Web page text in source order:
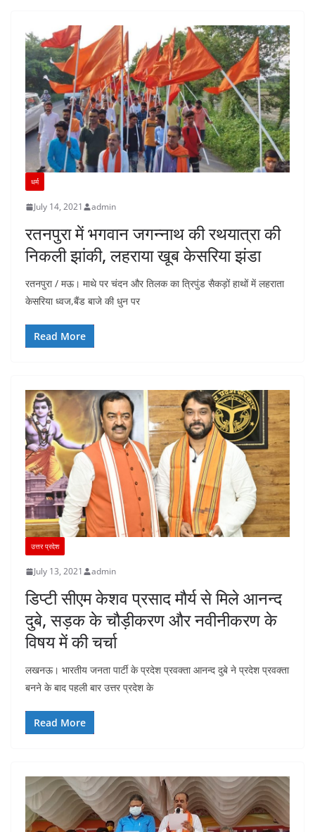
धर्म
July 14, 2021 admin
रतनपुरा में भगवान जगन्नाथ की रथयात्रा की
निकली झांकी, लहराया खूब केसरिया झंडा
रतनपुरा / मऊ। माथे पर चंदन और तिलक का त्रिपुंड सैकड़ों हाथों में लहराता
केसरिया ध्वज,बैंड बाजे की धुन पर
Read More
उत्तर प्रदेश
July 13, 2021 admin
डिप्टी सीएम केशव प्रसाद मौर्य से मिले आनन्द
दुबे, सड़क के चौड़ीकरण और नवीनीकरण के
विषय में की चर्चा
लखनऊ। भारतीय जनता पार्टी के प्रदेश प्रवक्ता आनन्द दुबे ने प्रदेश प्रवक्ता
बनने के बाद पहली बार उत्तर प्रदेश के
Read More